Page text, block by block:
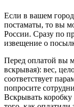
Если в вашем
постаматы, то вы
России. Сразу по
извещение о
Перед оплатой вы
вскрывая): вес,
соответствует
попросите
Вскрывать коробку